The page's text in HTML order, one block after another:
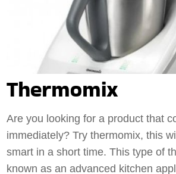
Thermomix
Are you looking for a product that
immediately? Try thermomix, this
smart in a short time. This type of
known as an advanced kitchen